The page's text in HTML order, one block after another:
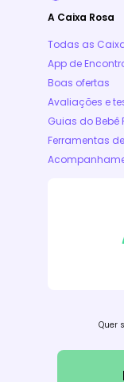
A Caixa Rosa
Todas as
App de
Boas ofertas
Avaliações e
Guias do Bebê
Ferramentas
Quer